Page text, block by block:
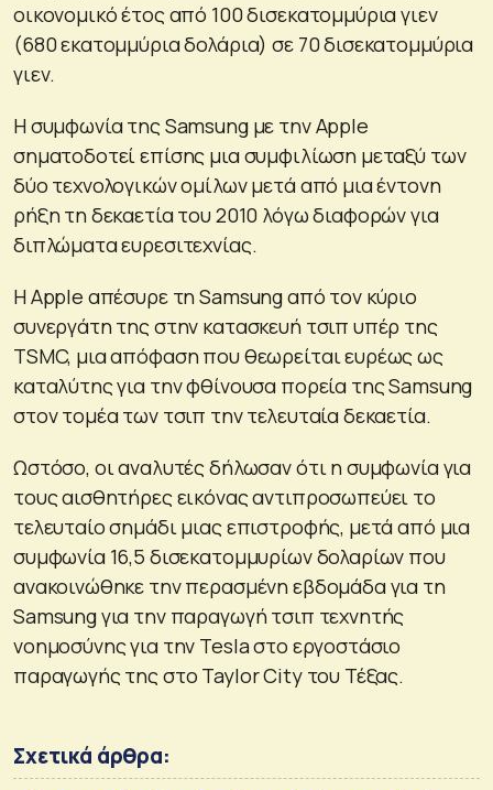
οικονομικό έτος από 100 δισεκατομμύρια γιεν
(680 εκατομμύρια δολάρια) σε 70 δισεκατομμύρια
γιεν.
Η συμφωνία της Samsung με την Apple
σηματοδοτεί επίσης μια συμφιλίωση μεταξύ των
δύο τεχνολογικών ομίλων μετά από μια έντονη
ρήξη τη δεκαετία του 2010 λόγω διαφορών για
διπλώματα ευρεσιτεχνίας.
Η Apple απέσυρε τη Samsung από τον κύριο
συνεργάτη της στην κατασκευή τσιπ υπέρ της
TSMC, μια απόφαση που θεωρείται ευρέως ως
καταλύτης για την φθίνουσα πορεία της Samsung
στον τομέα των τσιπ την τελευταία δεκαετία.
Ωστόσο, οι αναλυτές δήλωσαν ότι η συμφωνία για
τους αισθητήρες εικόνας αντιπροσωπεύει το
τελευταίο σημάδι μιας επιστροφής, μετά από μια
συμφωνία 16,5 δισεκατομμυρίων δολαρίων που
ανακοινώθηκε την περασμένη εβδομάδα για τη
Samsung για την παραγωγή τσιπ τεχνητής
νοημοσύνης για την Tesla στο εργοστάσιο
παραγωγής της στο Taylor City του Τέξας.
Σχετικά άρθρα: